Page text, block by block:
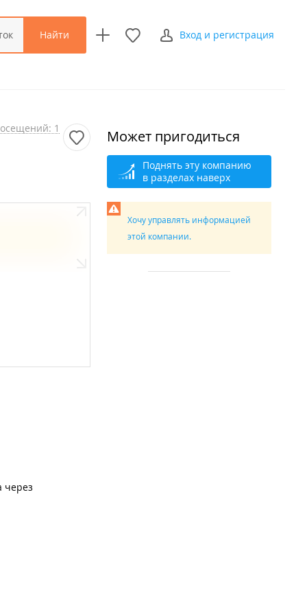
Найти Вход и регистрация
1
через
Может пригодиться
Поднять эту компанию
в разделах наверх
Хочу управлять информацией
этой компании.